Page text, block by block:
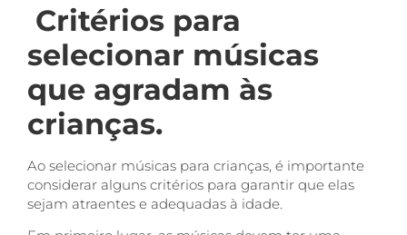
Critérios para
selecionar músicas
que agradam às
crianças.
Ao selecionar músicas para crianças, é importante
considerar alguns critérios para garantir que elas
sejam atraentes e adequadas à idade.